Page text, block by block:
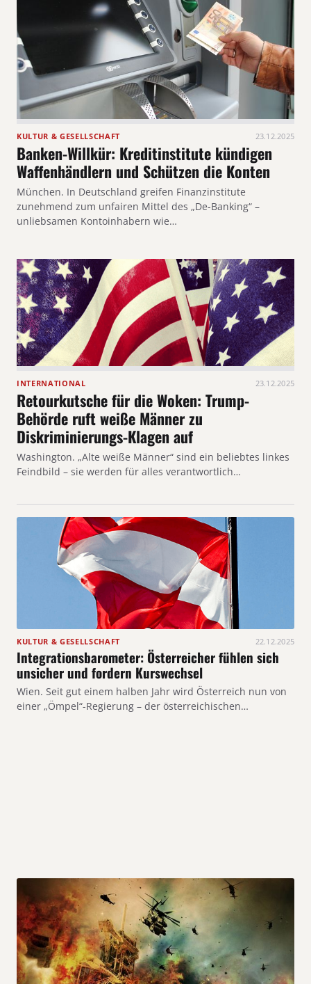
KULTUR & GESELLSCHAFT 23.12.2025
Banken-Willkür: Kreditinstitute kündigen
Waffenhändlern und Schützen die Konten
München. In Deutschland greifen Finanzinstitute
zunehmend zum unfairen Mittel des „De-Banking“ –
unliebsamen Kontoinhabern wie…
INTERNATIONAL 23.12.2025
Retourkutsche für die Woken: Trump-
Behörde ruft weiße Männer zu
Diskriminierungs-Klagen auf
Washington. „Alte weiße Männer“ sind ein beliebtes linkes
Feindbild – sie werden für alles verantwortlich…
KULTUR & GESELLSCHAFT 22.12.2025
Integrationsbarometer: Österreicher fühlen sich
unsicher und fordern Kurswechsel
Wien. Seit gut einem halben Jahr wird Österreich nun von
einer „Ömpel“-Regierung – der österreichischen…